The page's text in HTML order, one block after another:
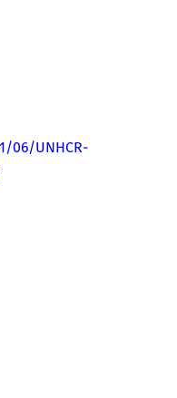
06/UNHCR-